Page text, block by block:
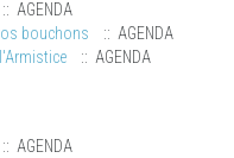
:: AGENDA
bouchons
:: AGENDA
:: AGENDA
:: AGENDA